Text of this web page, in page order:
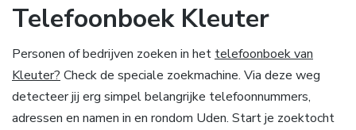
Telefoonboek Kleuter
Personen of bedrijven zoeken in het telefoonboek van
Kleuter? Check de speciale zoekmachine. Via deze weg
detecteer jij erg simpel belangrijke telefoonnummers,
adressen en namen in en rondom Uden. Start je zoektocht